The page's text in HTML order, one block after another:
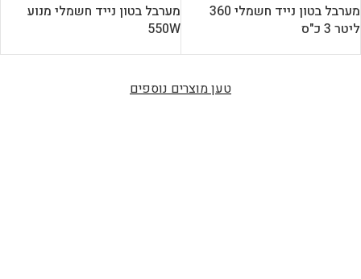
מערבל בטון נייד חשמלי 360
ליטר 3 כ"ס
מערבל בטון נייד חשמלי מנוע
550W
טען מוצרים נוספים